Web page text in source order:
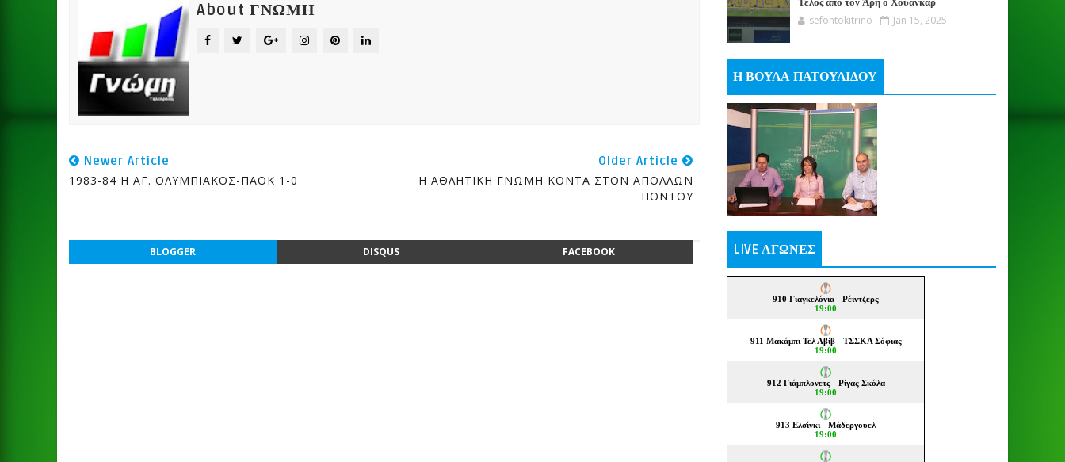
About ΓΝΩΜΗ
Newer Article
1983-84 Η ΑΓ. ΟΛΥΜΠΙΑΚΟΣ-ΠΑΟΚ 1-0
Older Article
Η ΑΘΛΗΤΙΚΗ ΓΝΩΜΗ ΚΟΝΤΑ ΣΤΟΝ ΑΠΟΛΛΩΝ
ΠΟΝΤΟΥ
BLOGGER DISQUS FACEBOOK
sefontokitrino Jan 15, 2025
Η ΒΟΥΛΑ ΠΑΤΟΥΛΙΔΟΥ
LIVE ΑΓΩΝΕΣ